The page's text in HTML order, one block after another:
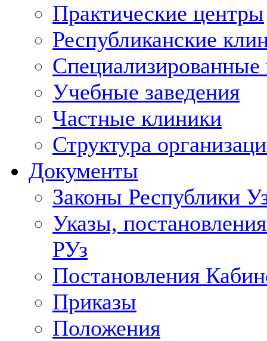
Практические центры
Республиканские
Учебные заведения
Частные клиники
Структура
Документы
Законы Республики
Указы,
РУз
Постановления
Приказы
Положения